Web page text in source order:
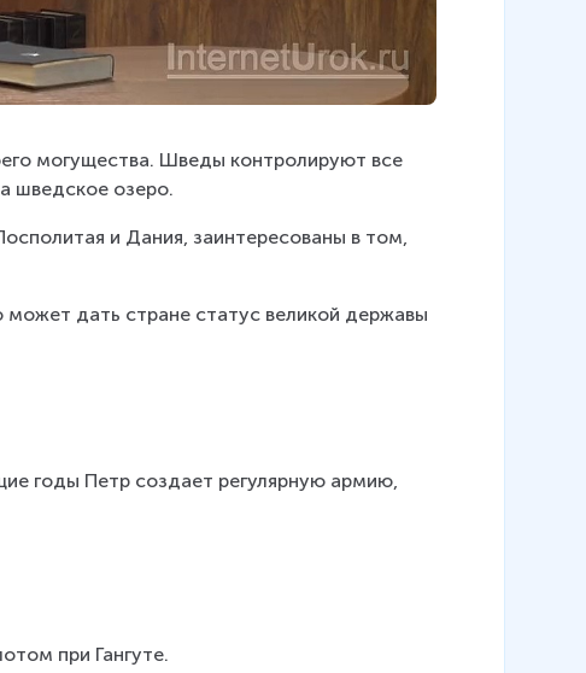
могущества. Шведы контролируют все
шведское озеро.
и Дания, заинтересованы в том,
дать стране статус великой державы
годы Петр создает регулярную армию,
при Гангуте.